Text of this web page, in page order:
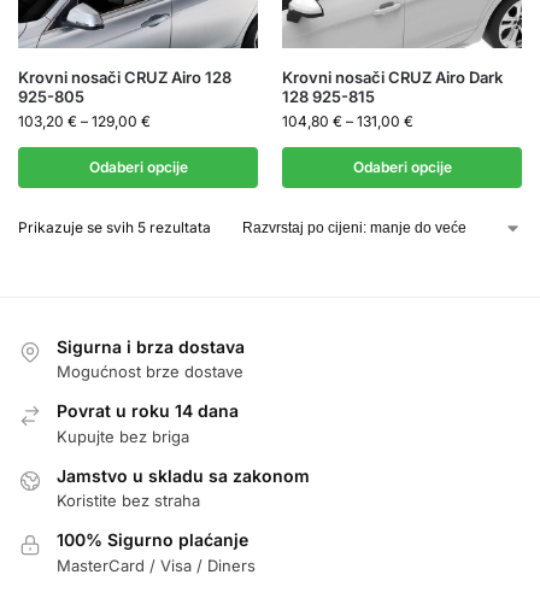
Krovni nosači CRUZ Airo 128
925-805
103,20 € – 129,00 €
Odaberi opcije
Krovni nosači CRUZ Airo Dark
128 925-815
104,80 € – 131,00 €
Odaberi opcije
Prikazuje se svih 5 rezultata
Sigurna i brza dostava
Mogućnost brze dostave
Povrat u roku 14 dana
Kupujte bez briga
Jamstvo u skladu sa zakonom
Koristite bez straha
100% Sigurno plaćanje
MasterCard / Visa / Diners